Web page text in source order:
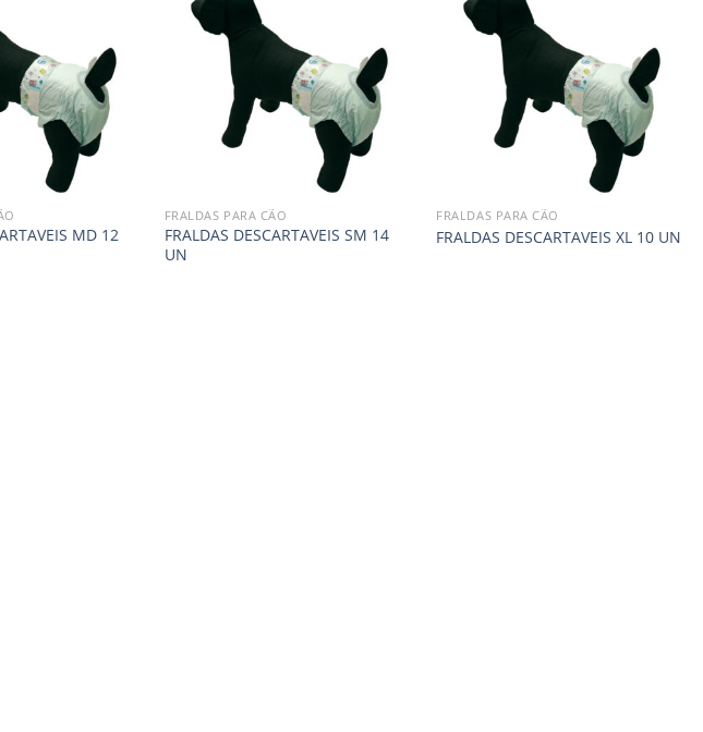
MD 12
FRALDAS PARA CÃO
FRALDAS DESCARTAVEIS SM 14
UN
FRALDAS PARA CÃO
FRALDAS DESCARTAVEIS XL 10 UN